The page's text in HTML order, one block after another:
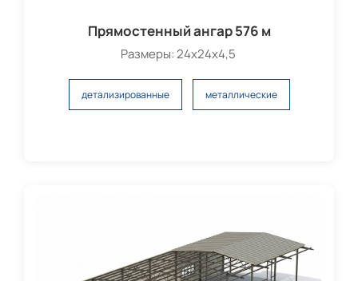
Прямостенный ангар 576 м
Размеры: 24х24х4,5
детализированные металлические